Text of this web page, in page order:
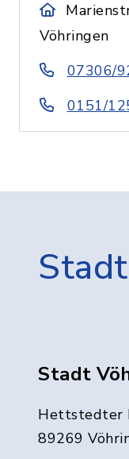
Vöhringen
07306/
0151/
Stadt
Hettstedter
89269